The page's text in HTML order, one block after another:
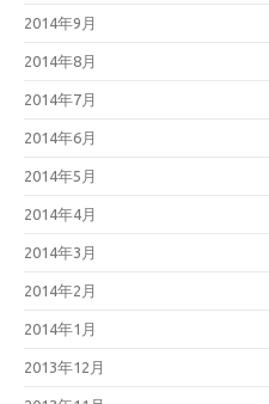
2014年9月
2014年8月
2014年7月
2014年6月
2014年5月
2014年4月
2014年3月
2014年2月
2014年1月
2013年12月